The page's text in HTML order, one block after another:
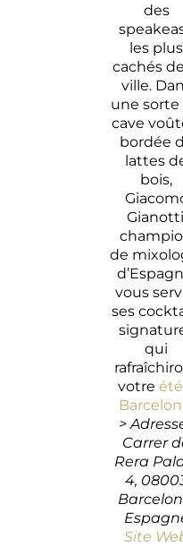
des
les plus
cachés
ville.
une sorte
cave
bordée
lattes
bois,
de
vous
ses
qui
votre
>
Carrer
Rera
4,
Site